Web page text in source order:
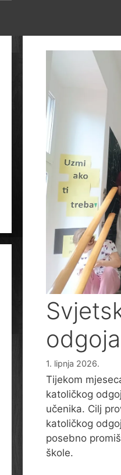
odgoja
1. lipnja 2026.
Tijekom
katoličkog
učenika. Cilj
katoličkog
posebno
škole.